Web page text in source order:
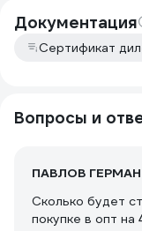
Документация
Сертификат
Вопросы и
ПАВЛОВ
Сколько будет
покупке в опт